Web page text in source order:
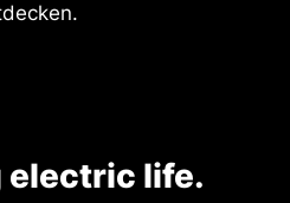
electric life.